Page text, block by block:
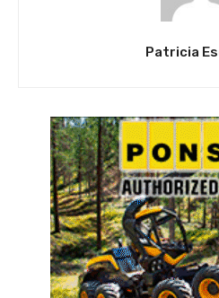
Patricia